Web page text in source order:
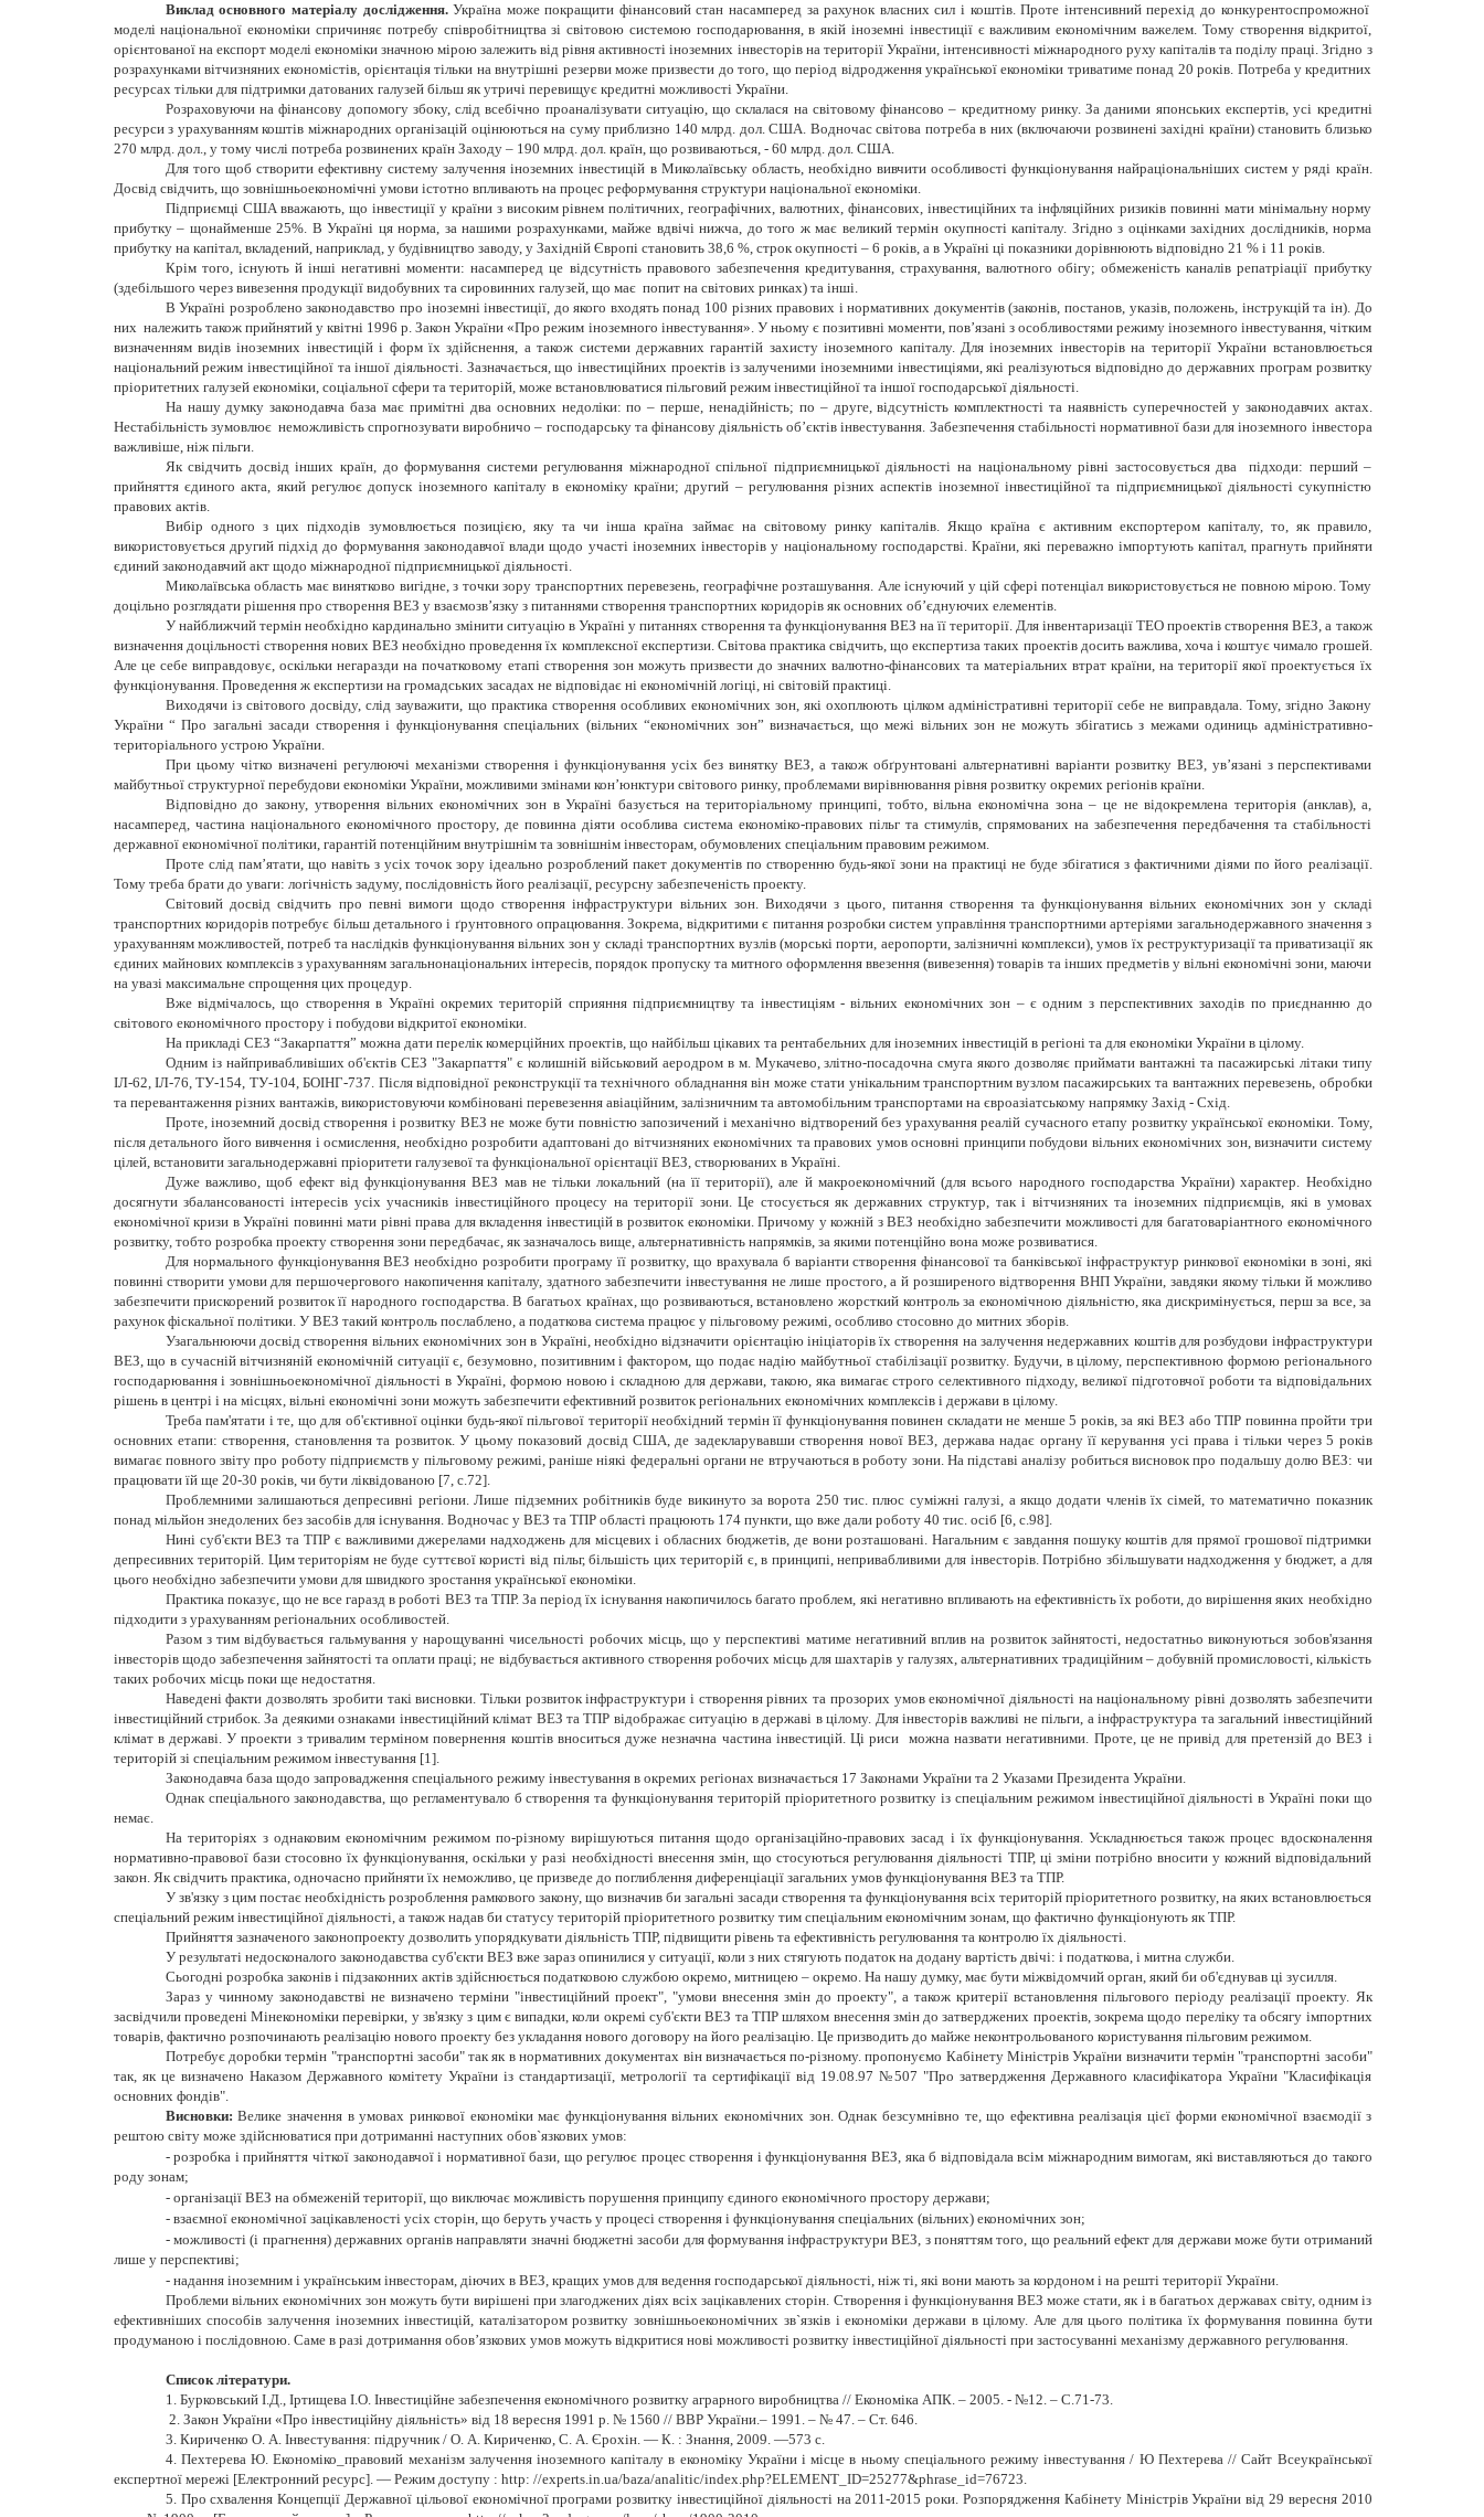
Виклад основного матеріалу дослідження.Україна може покращити фінансовий стан насамперед за рахунок власних сил і коштів. Проте інтенсивний перехід до конкурентоспроможної
моделі національної економіки спричиняє потребу співробітництва зі світовою системою господарювання, в якій іноземні інвестиції є важливим економічним важелем. Тому створення відкритої,
орієнтованої на експорт моделі економіки значною мірою залежить від рівня активності іноземних інвесторів на території України, інтенсивності міжнародного руху капіталів та поділу праці. Згідно з
розрахунками вітчизняних економістів, орієнтація тільки на внутрішні резерви може призвести до того, що період відродження української економіки триватиме понад 20 років. Потреба у кредитних
ресурсах тільки для підтримки датованих галузей більш як утричі перевищує кредитні можливості України.
Розраховуючи на фінансову допомогу збоку, слід всебічно проаналізувати ситуацію, що склалася на світовому фінансово – кредитному ринку. За даними японських експертів, усі кредитні
ресурси з урахуванням коштів міжнародних організацій оцінюються на суму приблизно 140 млрд. дол. США. Водночас світова потреба в них (включаючи розвинені західні країни) становить близько
270 млрд. дол., у тому числі потреба розвинених країн Заходу – 190 млрд. дол. країн, що розвиваються, - 60 млрд. дол. США.
Для того щоб створити ефективну систему залучення іноземних інвестицій в Миколаївську область, необхідно вивчити особливості функціонування найраціональніших систем у ряді країн.
Досвід свідчить, що зовнішньоекономічні умови істотно впливають на процес реформування структури національної економіки.
Підприємці США вважають, що інвестиції у країни з високим рівнем політичних, географічних, валютних, фінансових, інвестиційних та інфляційних ризиків повинні мати мінімальну норму
прибутку – щонайменше 25%. В Україні ця норма, за нашими розрахунками, майже вдвічі нижча, до того ж має великий термін окупності капіталу. Згідно з оцінками західних дослідників, норма
прибутку на капітал, вкладений, наприклад, у будівництво заводу, у Західній Європі становить 38,6 %, строк окупності – 6 років, а в Україні ці показники дорівнюють відповідно 21 % і 11 років.
Крім того, існують й інші негативні моменти: насамперед це відсутність правового забезпечення кредитування, страхування, валютного обігу; обмеженість каналів репатріації прибутку
(здебільшого через вивезення продукції видобувних та сировинних галузей, що має попит на світових ринках) та інші.
В Україні розроблено законодавство про іноземні інвестиції, до якого входять понад 100 різних правових і нормативних документів (законів, постанов, указів, положень, інструкцій та ін). До
них належить також прийнятий у квітні 1996 р. Закон України «Про режим іноземного інвестування». У ньому є позитивні моменти, пов’язані з особливостями режиму іноземного інвестування, чітким
визначенням видів іноземних інвестицій і форм їх здійснення, а також системи державних гарантій захисту іноземного капіталу. Для іноземних інвесторів на території України встановлюється
національний режим інвестиційної та іншої діяльності. Зазначається, що інвестиційних проектів із залученими іноземними інвестиціями, які реалізуються відповідно до державних програм розвитку
пріоритетних галузей економіки, соціальної сфери та територій, може встановлюватися пільговий режим інвестиційної та іншої господарської діяльності.
На нашу думку законодавча база має примітні два основних недоліки: по – перше, ненадійність; по – друге, відсутність комплектності та наявність суперечностей у законодавчих актах.
Нестабільність зумовлює неможливість спрогнозувати виробничо – господарську та фінансову діяльність об’єктів інвестування. Забезпечення стабільності нормативної бази для іноземного інвестора
важливіше, ніж пільги.
Як свідчить досвід інших країн, до формування системи регулювання міжнародної спільної підприємницької діяльності на національному рівні застосовується два підходи: перший –
прийняття єдиного акта, який регулює допуск іноземного капіталу в економіку країни; другий – регулювання різних аспектів іноземної інвестиційної та підприємницької діяльності сукупністю
правових актів.
Вибір одного з цих підходів зумовлюється позицією, яку та чи інша країна займає на світовому ринку капіталів. Якщо країна є активним експортером капіталу, то, як правило,
використовується другий підхід до формування законодавчої влади щодо участі іноземних інвесторів у національному господарстві. Країни, які переважно імпортують капітал, прагнуть прийняти
єдиний законодавчий акт щодо міжнародної підприємницької діяльності.
Миколаївська область має винятково вигідне, з точки зору транспортних перевезень, географічне розташування. Але існуючий у цій сфері потенціал використовується не повною мірою. Тому
доцільно розглядати рішення про створення ВЕЗ у взаємозв’язку з питаннями створення транспортних коридорів як основних об’єднуючих елементів.
У найближчий термін необхідно кардинально змінити ситуацію в Україні у питаннях створення та функціонування ВЕЗ на її території. Для інвентаризації ТЕО проектів створення ВЕЗ, а також
визначення доцільності створення нових ВЕЗ необхідно проведення їх комплексної експертизи. Світова практика свідчить, що експертиза таких проектів досить важлива, хоча і коштує чимало грошей.
Але це себе виправдовує, оскільки негаразди на початковому етапі створення зон можуть призвести до значних валютно-фінансових та матеріальних втрат країни, на території якої проектується їх
функціонування. Проведення ж експертизи на громадських засадах не відповідає ні економічній логіці, ні світовій практиці.
Виходячи із світового досвіду, слід зауважити, що практика створення особливих економічних зон, які охоплюють цілком адміністративні території себе не виправдала. Тому, згідно Закону
України “ Про загальні засади створення і функціонування спеціальних (вільних “економічних зон” визначається, що межі вільних зон не можуть збігатись з межами одиниць адміністративно-
територіального устрою України.
При цьому чітко визначені регулюючі механізми створення і функціонування усіх без винятку ВЕЗ, а також обґрунтовані альтернативні варіанти розвитку ВЕЗ, ув’язані з перспективами
майбутньої структурної перебудови економіки України, можливими змінами кон’юнктури світового ринку, проблемами вирівнювання рівня розвитку окремих регіонів країни.
Відповідно до закону, утворення вільних економічних зон в Україні базується на територіальному принципі, тобто, вільна економічна зона – це не відокремлена територія (анклав), а,
насамперед, частина національного економічного простору, де повинна діяти особлива система економіко-правових пільг та стимулів, спрямованих на забезпечення передбачення та стабільності
державної економічної політики, гарантій потенційним внутрішнім та зовнішнім інвесторам, обумовлених спеціальним правовим режимом.
Проте слід пам’ятати, що навіть з усіх точок зору ідеально розроблений пакет документів по створенню будь-якої зони на практиці не буде збігатися з фактичними діями по його реалізації.
Тому треба брати до уваги: логічність задуму, послідовність його реалізації, ресурсну забезпеченість проекту.
Світовий досвід свідчить про певні вимоги щодо створення інфраструктури вільних зон. Виходячи з цього, питання створення та функціонування вільних економічних зон у складі
транспортних коридорів потребує більш детального і ґрунтовного опрацювання. Зокрема, відкритими є питання розробки систем управління транспортними артеріями загальнодержавного значення з
урахуванням можливостей, потреб та наслідків функціонування вільних зон у складі транспортних вузлів (морські порти, аеропорти, залізничні комплекси), умов їх реструктуризації та приватизації як
єдиних майнових комплексів з урахуванням загальнонаціональних інтересів, порядок пропуску та митного оформлення ввезення (вивезення) товарів та інших предметів у вільні економічні зони, маючи
на увазі максимальне спрощення цих процедур.
Вже відмічалось, що створення в Україні окремих територій сприяння підприємництву та інвестиціям - вільних економічних зон – є одним з перспективних заходів по приєднанню до
світового економічного простору і побудови відкритої економіки.
На прикладі СЕЗ “Закарпаття” можна дати перелік комерційних проектів, що найбільш цікавих та рентабельних для іноземних інвестицій в регіоні та для економіки України в цілому.
Одним із найпривабливіших об'єктів СЕЗ "Закарпаття" є колишній військовий аеродром в м. Мукачево, злітно-посадочна смуга якого дозволяє приймати вантажні та пасажирські літаки типу
ІЛ-62, ІЛ-76, ТУ-154, ТУ-104, БОІНГ-737. Після відповідної реконструкції та технічного обладнання він може стати унікальним транспортним вузлом пасажирських та вантажних перевезень, обробки
та перевантаження різних вантажів, використовуючи комбіновані перевезення авіаційним, залізничним та автомобільним транспортами на євроазіатському напрямку Захід - Схід.
Проте, іноземний досвід створення і розвитку ВЕЗ не може бути повністю запозичений і механічно відтворений без урахування реалій сучасного етапу розвитку української економіки. Тому,
після детального його вивчення і осмислення, необхідно розробити адаптовані до вітчизняних економічних та правових умов основні принципи побудови вільних економічних зон, визначити систему
цілей, встановити загальнодержавні пріоритети галузевої та функціональної орієнтації ВЕЗ, створюваних в Україні.
Дуже важливо, щоб ефект від функціонування ВЕЗ мав не тільки локальний (на її території), але й макроекономічний (для всього народного господарства України) характер. Необхідно
досягнути збалансованості інтересів усіх учасників інвестиційного процесу на території зони. Це стосується як державних структур, так і вітчизняних та іноземних підприємців, які в умовах
економічної кризи в Україні повинні мати рівні права для вкладення інвестицій в розвиток економіки. Причому у кожній з ВЕЗ необхідно забезпечити можливості для багатоваріантного економічного
розвитку, тобто розробка проекту створення зони передбачає, як зазначалось вище, альтернативність напрямків, за якими потенційно вона може розвиватися.
Для нормального функціонування ВЕЗ необхідно розробити програму її розвитку, що врахувала б варіанти створення фінансової та банківської інфраструктур ринкової економіки в зоні, які
повинні створити умови для першочергового накопичення капіталу, здатного забезпечити інвестування не лише простого, а й розширеного відтворення ВНП України, завдяки якому тільки й можливо
забезпечити прискорений розвиток її народного господарства. В багатьох країнах, що розвиваються, встановлено жорсткий контроль за економічною діяльністю, яка дискримінується, перш за все, за
рахунок фіскальної політики. У ВЕЗ такий контроль послаблено, а податкова система працює у пільговому режимі, особливо стосовно до митних зборів.
Узагальнюючи досвід створення вільних економічних зон в Україні, необхідно відзначити орієнтацію ініціаторів їх створення на залучення недержавних коштів для розбудови інфраструктури
ВЕЗ, що в сучасній вітчизняній економічній ситуації є, безумовно, позитивним і фактором, що подає надію майбутньої стабілізації розвитку. Будучи, в цілому, перспективною формою регіонального
господарювання і зовнішньоекономічної діяльності в Україні, формою новою і складною для держави, такою, яка вимагає строго селективного підходу, великої підготовчої роботи та відповідальних
рішень в центрі і на місцях, вільні економічні зони можуть забезпечити ефективний розвиток регіональних економічних комплексів і держави в цілому.
Треба пам'ятати і те, що для об'єктивної оцінки будь-якої пільгової території необхідний термін її функціонування повинен складати не менше 5 років, за які ВЕЗ або ТПР повинна пройти три
основних етапи: створення, становлення та розвиток. У цьому показовий досвід США, де задекларувавши створення нової ВЕЗ, держава надає органу її керування усі права і тільки через 5 років
вимагає повного звіту про роботу підприємств у пільговому режимі, раніше ніякі федеральні органи не втручаються в роботу зони. На підставі аналізу робиться висновок про подальшу долю ВЕЗ: чи
працювати їй ще 20-30 років, чи бути ліквідованою [7, с.72].
Проблемними залишаються депресивні регіони. Лише підземних робітників буде викинуто за ворота 250 тис. плюс суміжні галузі, а якщо додати членів їх сімей, то математично показник
понад мільйон знедолених без засобів для існування. Водночас у ВЕЗ та ТПР області працюють 174 пункти, що вже дали роботу 40 тис. осіб [6, с.98].
Нині суб'єкти ВЕЗ та ТПР є важливими джерелами надходжень для місцевих і обласних бюджетів, де вони розташовані. Нагальним є завдання пошуку коштів для прямої грошової підтримки
депресивних територій. Цим територіям не буде суттєвої користі від пільг, більшість цих територій є, в принципі, непривабливими для інвесторів. Потрібно збільшувати надходження у бюджет, а для
цього необхідно забезпечити умови для швидкого зростання української економіки.
Практика показує, що не все гаразд в роботі ВЕЗ та ТПР. За період їх існування накопичилось багато проблем, які негативно впливають на ефективність їх роботи, до вирішення яких необхідно
підходити з урахуванням регіональних особливостей.
Разом з тим відбувається гальмування у нарощуванні чисельності робочих місць, що у перспективі матиме негативний вплив на розвиток зайнятості, недостатньо виконуються зобов'язання
інвесторів щодо забезпечення зайнятості та оплати праці; не відбувається активного створення робочих місць для шахтарів у галузях, альтернативних традиційним – добувній промисловості, кількість
таких робочих місць поки ще недостатня.
Наведені факти дозволять зробити такі висновки. Тільки розвиток інфраструктури і створення рівних та прозорих умов економічної діяльності на національному рівні дозволять забезпечити
інвестиційний стрибок. За деякими ознаками інвестиційний клімат ВЕЗ та ТПР відображає ситуацію в державі в цілому. Для інвесторів важливі не пільги, а інфраструктура та загальний інвестиційний
клімат в державі. У проекти з тривалим терміном повернення коштів вноситься дуже незначна частина інвестицій. Ці риси можна назвати негативними. Проте, це не привід для претензій до ВЕЗ і
територій зі спеціальним режимом інвестування [1].
Законодавча база щодо запровадження спеціального режиму інвестування в окремих регіонах визначається 17 Законами України та 2 Указами Президента України.
Однак спеціального законодавства, що регламентувало б створення та функціонування територій пріоритетного розвитку із спеціальним режимом інвестиційної діяльності в Україні поки що
немає.
На територіях з однаковим економічним режимом по-різному вирішуються питання щодо організаційно-правових засад і їх функціонування. Ускладнюється також процес вдосконалення
нормативно-правової бази стосовно їх функціонування, оскільки у разі необхідності внесення змін, що стосуються регулювання діяльності ТПР, ці зміни потрібно вносити у кожний відповідальний
закон. Як свідчить практика, одночасно прийняти їх неможливо, це призведе до поглиблення диференціації загальних умов функціонування ВЕЗ та ТПР.
У зв'язку з цим постає необхідність розроблення рамкового закону, що визначив би загальні засади створення та функціонування всіх територій пріоритетного розвитку, на яких встановлюється
спеціальний режим інвестиційної діяльності, а також надав би статусу територій пріоритетного розвитку тим спеціальним економічним зонам, що фактично функціонують як ТПР.
Прийняття зазначеного законопроекту дозволить упорядкувати діяльність ТПР, підвищити рівень та ефективність регулювання та контролю їх діяльності.
У результаті недосконалого законодавства суб'єкти ВЕЗ вже зараз опинилися у ситуації, коли з них стягують податок на додану вартість двічі: і податкова, і митна служби.
Сьогодні розробка законів і підзаконних актів здійснюється податковою службою окремо, митницею – окремо. На нашу думку, має бути міжвідомчий орган, який би об'єднував ці зусилля.
Зараз у чинному законодавстві не визначено терміни "інвестиційний проект", "умови внесення змін до проекту", а також критерії встановлення пільгового періоду реалізації проекту. Як
засвідчили проведені Мінекономіки перевірки, у зв'язку з цим є випадки, коли окремі суб'єкти ВЕЗ та ТПР шляхом внесення змін до затверджених проектів, зокрема щодо переліку та обсягу імпортних
товарів, фактично розпочинають реалізацію нового проекту без укладання нового договору на його реалізацію. Це призводить до майже неконтрольованого користування пільговим режимом.
Потребує доробки термін "транспортні засоби" так як в нормативних документах він визначається по-різному. пропонуємо Кабінету Міністрів України визначити термін "транспортні засоби"
так, як це визначено Наказом Державного комітету України із стандартизації, метрології та сертифікації від 19.08.97 №507 "Про затвердження Державного класифікатора України "Класифікація
основних фондів".
Висновки: Велике значення в умовах ринкової економіки має функціонування вільних економічних зон. Однак безсумнівно те, що ефективна реалізація цієї форми економічної взаємодії з
рештою світу може здійснюватися при дотриманні наступних обов`язкових умов:
- розробка і прийняття чіткої законодавчої і нормативної бази, що регулює процес створення і функціонування ВЕЗ, яка б відповідала всім міжнародним вимогам, які виставляються до такого
роду зонам;
- організації ВЕЗ на обмеженій території, що виключає можливість порушення принципу єдиного економічного простору держави;
- взаємної економічної зацікавленості усіх сторін, що беруть участь у процесі створення і функціонування спеціальних (вільних) економічних зон;
- можливості (і прагнення) державних органів направляти значні бюджетні засоби для формування інфраструктури ВЕЗ, з поняттям того, що реальний ефект для держави може бути отриманий
лише у перспективі;
- надання іноземним і українським інвесторам, діючих в ВЕЗ, кращих умов для ведення господарської діяльності, ніж ті, які вони мають за кордоном і на решті території України.
Проблеми вільних економічних зон можуть бути вирішені при злагоджених діях всіх зацікавлених сторін. Створення і функціонування ВЕЗ може стати, як і в багатьох державах світу, одним із
ефективніших способів залучення іноземних інвестицій, каталізатором розвитку зовнішньоекономічних зв`язків і економіки держави в цілому. Але для цього політика їх формування повинна бути
продуманою і послідовною. Саме в разі дотримання обов’язкових умов можуть відкритися нові можливості розвитку інвестиційної діяльності при застосуванні механізму державного регулювання.
Список літератури.
1. Бурковський І.Д., Іртищева І.О. Інвестиційне забезпечення економічного розвитку аграрного виробництва // Економіка АПК. – 2005. - №12. – С.71-73.
2. Закон України «Про інвестиційну діяльність» від 18 вересня 1991 р. № 1560 // ВВР України.– 1991. – № 47. – Ст. 646.
3. Кириченко О. А. Інвестування: підручник / О. А. Кириченко, С. А. Єрохін. — К. : Знання, 2009. —573 с.
4. Пехтерева Ю. Економіко_правовий механізм залучення іноземного капіталу в економіку України і місце в ньому спеціального режиму інвестування / Ю Пехтерева // Сайт Всеукраїнської
експертної мережі [Електронний ресурс]. — Режим доступу : http: //experts.in.ua/baza/analitic/index.php?ELEMENT_ID=25277&phrase_id=76723.
5. Про схвалення Концепції Державної цільової економічної програми розвитку інвестиційної діяльності на 2011-2015 роки. Розпорядження Кабінету Міністрів України від 29 вересня 2010